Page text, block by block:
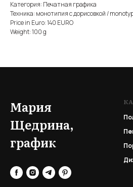
Категория: Печатная графика
Техника: монотипия с дорисовкой /
Price in Euro: 140 EURO
Weight: 100 g
Мария
Щедрина,
график